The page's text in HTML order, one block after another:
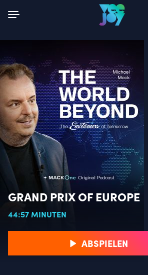
GRAND PRIX OF EUROPE
44:57 MINUTEN
ABSPIELEN